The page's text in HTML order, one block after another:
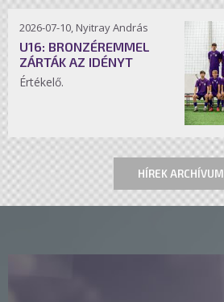
2026-07-10, Nyitray András
U16: BRONZÉREMMEL
ZÁRTÁK AZ IDÉNYT
Értékelő.
HÍREK ARCHÍVUM